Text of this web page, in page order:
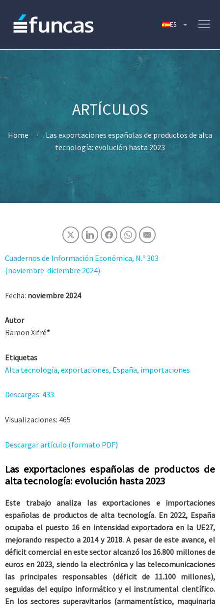
Home
Las exportaciones españolas de productos de alta
tecnología: evolución hasta 2023
Cuadernos de Información Económica, N.º 303
(noviembre-diciembre 2024)
Fecha: noviembre 2024
Autor
Ramon Xifré*
Etiquetas
Alta tecnología, exportaciones, España, importaciones
Descargas: 433
Visualizaciones: 465
Descargar artículo (formato PDF)
Las exportaciones españolas de productos de
alta tecnología: evolución hasta 2023
Este trabajo analiza las exportaciones e importaciones
españolas de productos de alta tecnología. En 2022, España
ocupaba el puesto 16 en intensidad exportadora en la UE27,
mejorando respecto a 2014 y 2018. A pesar de este avance, el
déficit comercial en este sector alcanzó los 16.800 millones de
euros en 2023, siendo la electrónica y las telecomunicaciones
las principales responsables (déficit de 11.100 millones),
seguidas del equipo informático y el instrumental científico.
En los sectores superavitarios (armamentístico, maquinaria